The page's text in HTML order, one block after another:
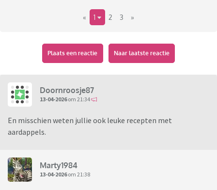
« 1 2 3 »
Plaats een reactie Naar laatste reactie
Doornroosje87
13-04-2026om 21:34
En misschien weten jullie ook leuke recepten met
aardappels.
Marty1984
13-04-2026om 21:38